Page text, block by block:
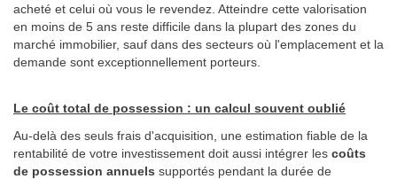
acheté et celui où vous le revendez. Atteindre cette valorisation
en moins de 5 ans reste difficile dans la plupart des zones du
marché immobilier, sauf dans des secteurs où l'emplacement et la
demande sont exceptionnellement porteurs.
Le coût total de possession : un calcul souvent oublié
Au-delà des seuls frais d'acquisition, une estimation fiable de la
rentabilité de votre investissement doit aussi intégrer les coûts
de possession annuels supportés pendant la durée de